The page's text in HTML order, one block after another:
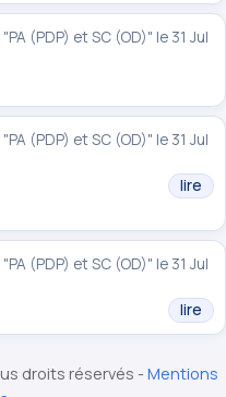
(PDP) et SC (OD)" le 31 Jul
(PDP) et SC (OD)" le 31 Jul
lire
(PDP) et SC (OD)" le 31 Jul
lire
droits réservés -Mentions